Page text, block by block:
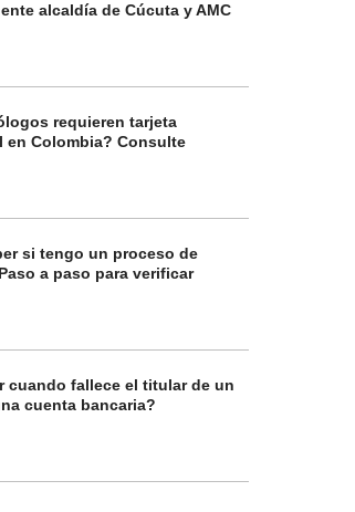
alcaldía de Cúcuta y AMC
requieren tarjeta
en Colombia? Consulte
si tengo un proceso de
a paso para verificar
cuando fallece el titular de un
cuenta bancaria?